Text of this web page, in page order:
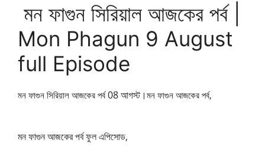
মন ফাগুন সিরিয়াল আজকের পর্ব |
Mon Phagun 9 August
full Episode
মন ফাগুন সিরিয়াল আজকের পর্ব08 আগস্ট। মন ফাগুন আজকের পর্ব,
মন ফাগুন আজকের পর্ব ফুল এপিসোড,